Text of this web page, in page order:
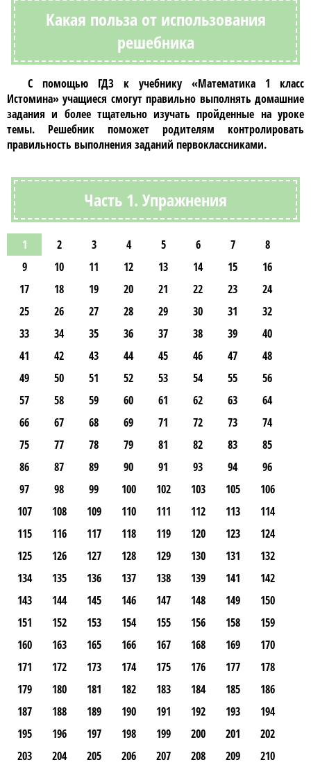
Какая польза от использования
решебника
С помощью ГДЗ к учебнику «Математика 1 класс
Истомина» учащиеся смогут правильно выполнять домашние
задания и более тщательно изучать пройденные на уроке
темы. Решебник поможет родителям контролировать
правильность выполнения заданий первоклассниками.
Часть 1. Упражнения
1 2 3 4 5 6 7
8
9
10 11 12 13 14 15
16
17
18 19 20 21 22 23
24
25
26 27 28 29 30 31
32
33
34 35 36 37 38 39
40
41
42 43 44 45 46 47
48
49
50 51 52 53 54 55
56
57
58 59 60 61 62 63
64
66
67 68 69 71 72 73
74
75
77 78 79 81 82 83
85
86
87 89 90 91 93 94
96
97
98 99 100 102 103 105
106
107
108 109 110 111 112 113
114
115
116 117 118 119 120 123
124
125
126 127 128 129 130 131
132
134
135 136 137 138 139 141
142
143
144 145 146 147 148 149
150
151
152 153 154 155 156 158
159
160
163 165 166 167 168 169
170
171
172 173 174 175 176 177
178
179
180 181 182 183 184 185
186
187
188 189 190 191 192 193
194
195
196 197 198 199 200 201
202
203
204 205 206 207 208 209 210